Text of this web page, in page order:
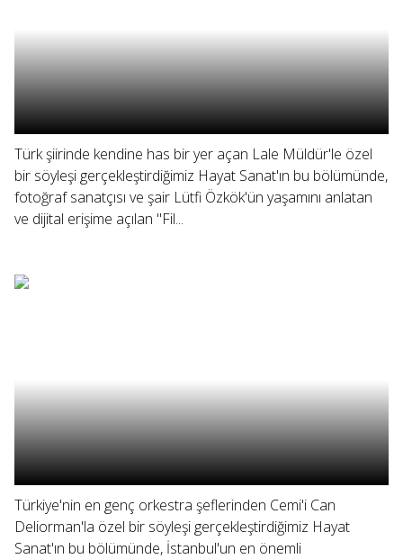
Türk şiirinde kendine has bir yer açan Lale Müldür'le özel
bir söyleşi gerçekleştirdiğimiz Hayat Sanat'ın bu bölümünde,
fotoğraf sanatçısı ve şair Lütfi Özkök'ün yaşamını anlatan
ve dijital erişime açılan "Fil...
Türkiye'nin en genç orkestra şeflerinden Cemi'i Can
Deliorman'la özel bir söyleşi gerçekleştirdiğimiz Hayat
Sanat'ın bu bölümünde, İstanbul'un en önemli